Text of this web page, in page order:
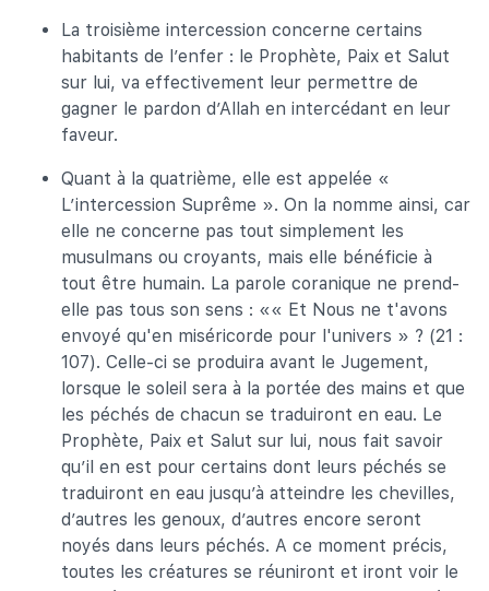
La troisième intercession concerne certains
habitants de l’enfer : le Prophète, Paix et Salut
sur lui, va effectivement leur permettre de
gagner le pardon d’Allah en intercédant en leur
faveur.
Quant à la quatrième, elle est appelée «
L’intercession Suprême ». On la nomme ainsi, car
elle ne concerne pas tout simplement les
musulmans ou croyants, mais elle bénéficie à
tout être humain. La parole coranique ne prend-
elle pas tous son sens : «« Et Nous ne t'avons
envoyé qu'en miséricorde pour l'univers » ? (21 :
107). Celle-ci se produira avant le Jugement,
lorsque le soleil sera à la portée des mains et que
les péchés de chacun se traduiront en eau. Le
Prophète, Paix et Salut sur lui, nous fait savoir
qu’il en est pour certains dont leurs péchés se
traduiront en eau jusqu’à atteindre les chevilles,
d’autres les genoux, d’autres encore seront
noyés dans leurs péchés. A ce moment précis,
toutes les créatures se réuniront et iront voir le